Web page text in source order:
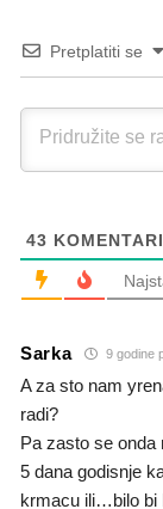
Pretplatiti se
43 KOMENTARI
Sarka 9 godine
A za sto nam
radi?
Pa zasto se onda
5 dana godisnje
krmacu ili…bilo bi